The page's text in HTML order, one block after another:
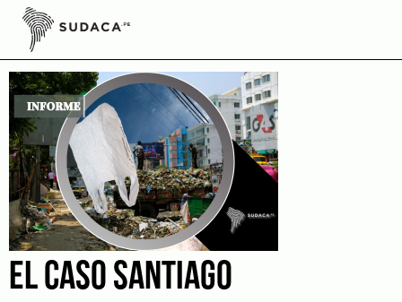
Skip
contentMML
EL CASO SANTIAGO